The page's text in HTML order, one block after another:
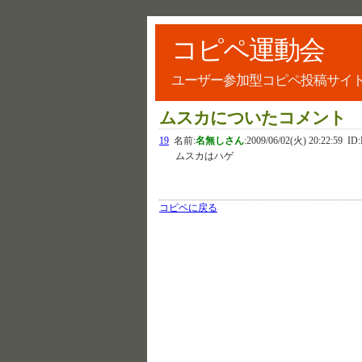
コピペ運動会
ユーザー参加型コピペ投稿サイト
ムスカについたコメント
19 名前:名無しさん:2009/06/02(火) 20:22:59
ムスカはハゲ
コピペに戻る